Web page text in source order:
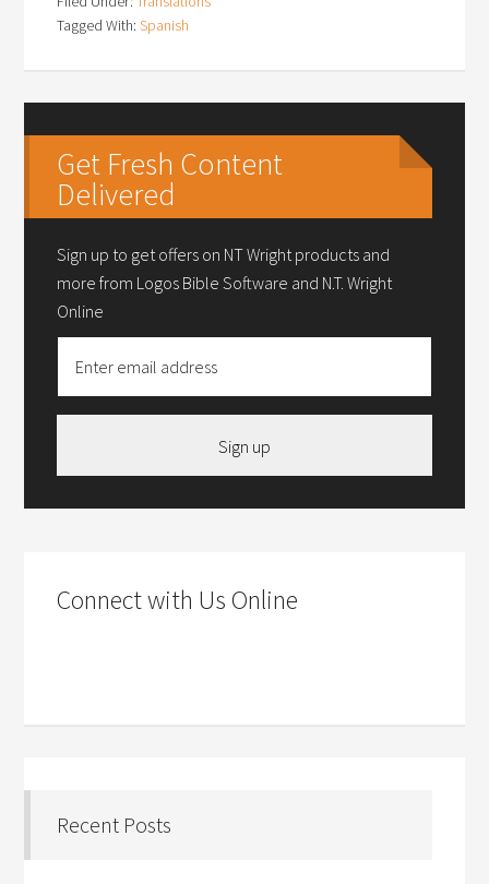
Tagged With:Spanish
Get Fresh Content
Delivered
Sign up to get offers on NT Wright products and
more from Logos Bible Software and N.T. Wright
Online
Sign up
Connect with Us Online
Recent Posts